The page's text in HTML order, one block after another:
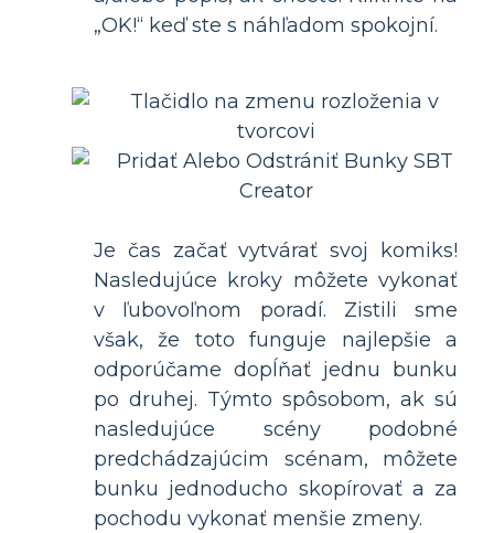
„OK!“ keď ste s náhľadom spokojní.
Je čas začať vytvárať svoj komiks!
Nasledujúce kroky môžete vykonať
v ľubovoľnom poradí. Zistili sme
však, že toto funguje najlepšie a
odporúčame dopĺňať jednu bunku
po druhej. Týmto spôsobom, ak sú
nasledujúce scény podobné
predchádzajúcim scénam, môžete
bunku jednoducho skopírovať a za
pochodu vykonať menšie zmeny.